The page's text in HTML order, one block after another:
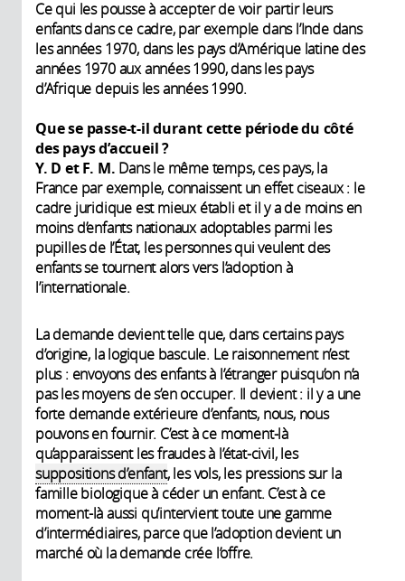
Ce qui les pousse à accepter de voir partir leurs
enfants dans ce cadre, par exemple dans l’Inde dans
les années 1970, dans les pays d’Amérique latine des
années 1970 aux années 1990, dans les pays
d’Afrique depuis les années 1990.
Que se passe-t-il durant cette période du côté
des pays d’accueil ?
Y. D et F. M. Dans le même temps, ces pays, la
France par exemple, connaissent un effet ciseaux : le
cadre juridique est mieux établi et il y a de moins en
moins d’enfants nationaux adoptables parmi les
pupilles de l’État, les personnes qui veulent des
enfants se tournent alors vers l’adoption à
l’internationale.
La demande devient telle que, dans certains pays
d’origine, la logique bascule. Le raisonnement n’est
plus : envoyons des enfants à l’étranger puisqu’on n’a
pas les moyens de s’en occuper. Il devient : il y a une
forte demande extérieure d’enfants, nous, nous
pouvons en fournir. C’est à ce moment-là
qu’apparaissent les fraudes à l’état-civil, les
suppositions d’enfant, les vols, les pressions sur la
famille biologique à céder un enfant. C’est à ce
moment-là aussi qu’intervient toute une gamme
d’intermédiaires, parce que l’adoption devient un
marché où la demande crée l’offre.